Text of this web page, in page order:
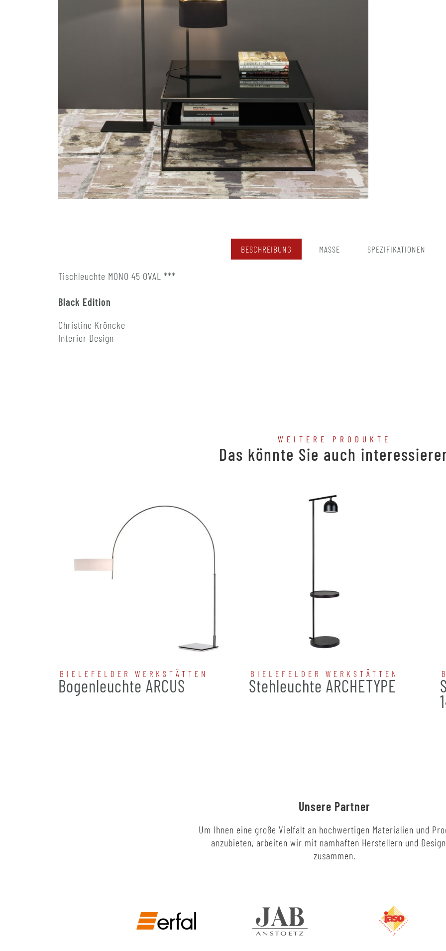
BESCHREIBUNG MASSE SPEZIFIKATIONEN
Tischleuchte MONO 45 OVAL ***
Black Edition
Christine Kröncke
Interior Design
WEITERE PRODUKTE
Das könnte Sie auch
BIELEFELDER WERKSTÄTTEN
Bogenleuchte ARCUS
BIELEFELDER WERKSTÄTTEN
Stehleuchte ARCHETYPE
Unsere Partner
Um Ihnen eine große Vielfalt an hochwertigen Materialien und
anzubieten, arbeiten wir mit namhaften Herstellern und
zusammen.